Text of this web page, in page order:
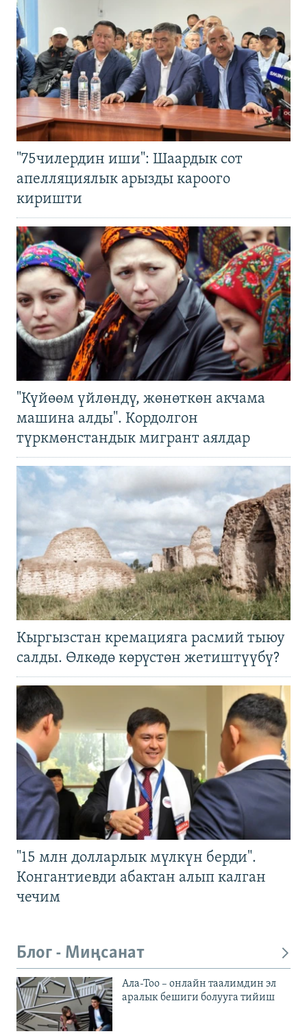
"75чилердин иши": Шаардык сот
апелляциялык арызды кароого
киришти
"Күйөөм үйлөндү, жөнөткөн акчама
машина алды". Кордолгон
түркмөнстандык мигрант аялдар
Кыргызстан кремацияга расмий тыюу
салды. Өлкөдө көрүстөн жетиштүүбү?
"15 млн долларлык мүлкүн берди".
Конгантиевди абактан алып калган
чечим
Блог - Миңсанат
Ала-Тоо – онлайн таалимдин эл
аралык бешиги болууга тийиш